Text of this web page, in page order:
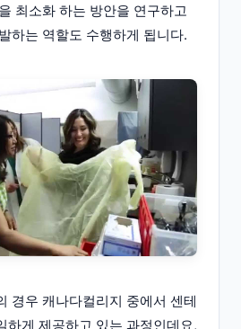
최소화 하는 방안을 연구하고
하는 역할도 수행하게 됩니다.
경우 캐나다컬리지 중에서 센테
하게 제공하고 있는 과정인데요,